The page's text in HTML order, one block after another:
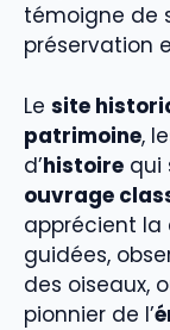
témoigne de
préservation
Le site
patrimoine,
d’histoire qui
ouvrage
apprécient la
guidées,
des oiseaux,
pionnier de l’